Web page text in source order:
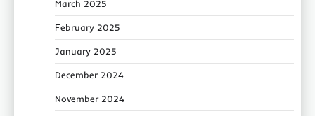
March 2025
February 2025
January 2025
December 2024
November 2024